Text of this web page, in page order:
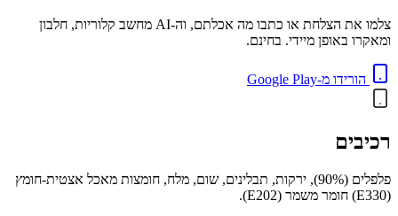
צלמו את הצלחת או כתבו מה אכלתם, וה-AI מחשב קלוריות, חלבון
ומאקרו באופן מיידי. בחינם.
הורידו מ-Google Play
רכיבים
פלפלים (90%), ירקות, תבלינים, שום, מלח, חומצות מאכל אצטית-חומץ
(E330) חומר משמר (E202).